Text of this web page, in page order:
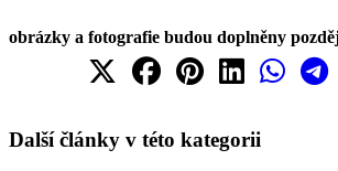
obrázky a fotografie budou doplněny
Další články v této kategorii